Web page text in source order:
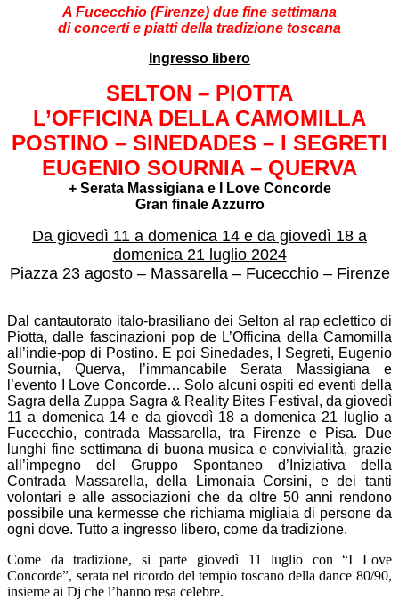
A Fucecchio (Firenze) due fine settimana
di concerti e piatti della tradizione toscana
Ingresso libero
SELTON – PIOTTA
L’OFFICINA DELLA CAMOMILLA
POSTINO – SINEDADES – I SEGRETI
EUGENIO SOURNIA – QUERVA
+ Serata Massigiana e I Love Concorde
Gran finale Azzurro
Da giovedì 11 a domenica 14 e da giovedì 18 a
domenica 21 luglio 2024
Piazza 23 agosto – Massarella – Fucecchio – Firenze
Dal cantautorato italo-brasiliano dei Selton al rap eclettico di
Piotta, dalle fascinazioni pop de L’Officina della Camomilla
all’indie-pop di Postino. E poi Sinedades, I Segreti, Eugenio
Sournia, Querva, l’immancabile Serata Massigiana e
l’evento I Love Concorde… Solo alcuni ospiti ed eventi della
Sagra della Zuppa Sagra & Reality Bites Festival, da giovedì
11 a domenica 14 e da giovedì 18 a domenica 21 luglio a
Fucecchio, contrada Massarella, tra Firenze e Pisa. Due
lunghi fine settimana di buona musica e convivialità, grazie
all’impegno del Gruppo Spontaneo d’Iniziativa della
Contrada Massarella, della Limonaia Corsini, e dei tanti
volontari e alle associazioni che da oltre 50 anni rendono
possibile una kermesse che richiama migliaia di persone da
ogni dove. Tutto a ingresso libero, come da tradizione.
Come da tradizione, si parte giovedì 11 luglio con “I Love
Concorde”, serata nel ricordo del tempio toscano della dance 80/90,
insieme ai Dj che l’hanno resa celebre.